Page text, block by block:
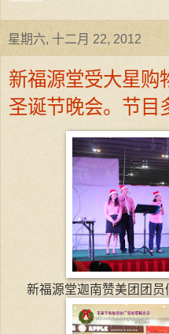
星期六, 十二月 22, 2012
新福源堂受大星购
圣诞节晚会。节目
新福源堂迦南赞美团团员